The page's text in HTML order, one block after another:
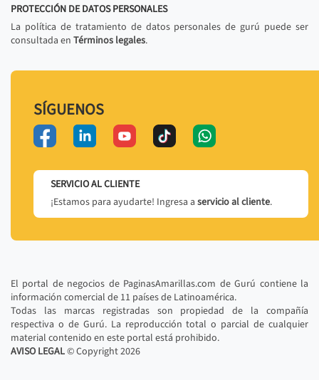
PROTECCIÓN DE DATOS PERSONALES
La política de tratamiento de datos personales de gurú puede ser
consultada en Términos legales.
SÍGUENOS
SERVICIO AL CLIENTE
¡Estamos para ayudarte! Ingresa a servicio al cliente.
El portal de negocios de PaginasAmarillas.com de Gurú contiene la
información comercial de 11 países de Latinoamérica.
Todas las marcas registradas son propiedad de la compañía
respectiva o de Gurú. La reproducción total o parcial de cualquier
material contenido en este portal está prohibido.
AVISO LEGAL© Copyright2026